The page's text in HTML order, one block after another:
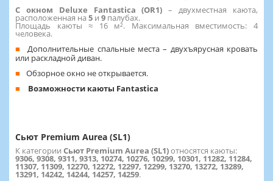
С окном Deluxe Fantastica (OR1)– двухместная каюта,
расположенная на 5 и 9 палубах.
Площадь каюты ≈ 16 м². Максимальная вместимость: 4
человека.
Дополнительные спальные места – двухъярусная кровать
или раскладной диван.
Обзорное окно не открывается.
Возможности каюты Fantastica
Сьют Premium Aurea (SL1)
К категории Сьют Premium Aurea (SL1)относятся каюты:
9306, 9308, 9311, 9313, 10274, 10276, 10299, 10301, 11282, 11284,
11307, 11309, 12270, 12272, 12297, 12299, 13270, 13272, 13289,
13291, 14242, 14244, 14257, 14259.